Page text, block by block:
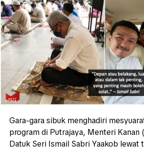
Gara-gara sibuk menghadiri
program di Putrajaya, Menteri Kanan
Datuk Seri Ismail Sabri Yaakob lewat